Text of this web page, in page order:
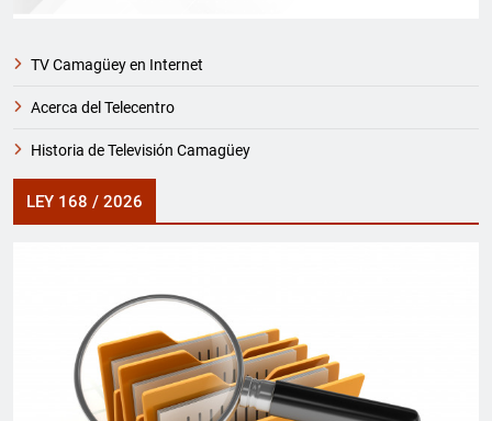
TV Camagüey en Internet
Acerca del Telecentro
Historia de Televisión Camagüey
LEY 168 / 2026